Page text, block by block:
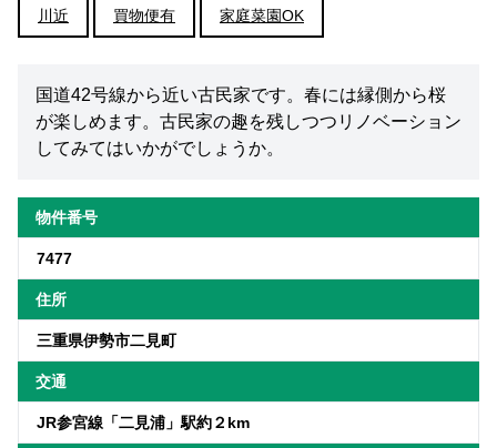
川近 買物便有 家庭菜園OK
国道42号線から近い古民家です。春には縁側から桜
が楽しめます。古民家の趣を残しつつリノベーション
してみてはいかがでしょうか。
物件番号
7477
住所
三重県伊勢市二見町
交通
JR参宮線「二見浦」駅約２km